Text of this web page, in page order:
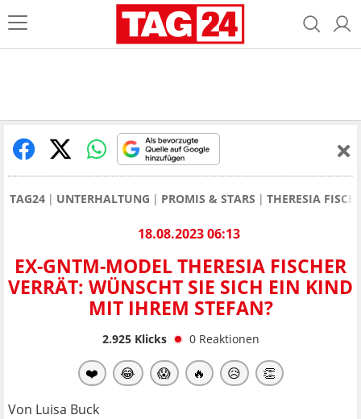
TAG24 UNTERHALTUNG PROMIS & STARS THERESIA
18.08.2023 06:13
EX-GNTM-MODEL THERESIA FISCHER
VERRÄT: WÜNSCHT SIE SICH EIN KIND
MIT IHREM STEFAN?
2.925Klicks 0 Reaktionen
❤️ 😂 😱 🔥 😥 👏
Von Luisa Buck